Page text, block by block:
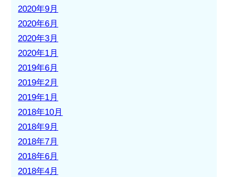
2020年9月
2020年6月
2020年3月
2020年1月
2019年6月
2019年2月
2019年1月
2018年10月
2018年9月
2018年7月
2018年6月
2018年4月